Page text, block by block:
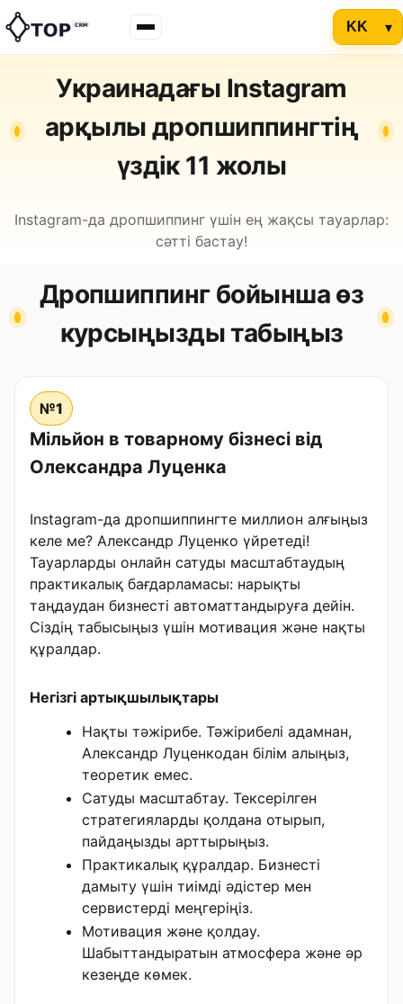
Украинадағы Instagram
арқылы дропшиппингтің
үздік 11 жолы
Instagram-да дропшиппинг үшін ең жақсы тауарлар:
сәтті бастау!
Дропшиппинг бойынша өз
курсыңызды табыңыз
№1
Мільйон в товарному бізнесі від
Олександра Луценка
Instagram-да дропшиппингте миллион алғыңыз
келе ме? Александр Луценко үйретеді!
Тауарларды онлайн сатуды масштабтаудың
практикалық бағдарламасы: нарықты
таңдаудан бизнесті автоматтандыруға дейін.
Сіздің табысыңыз үшін мотивация және нақты
құралдар.
Негізгі артықшылықтары
Нақты тәжірибе. Тәжірибелі адамнан,
Александр Луценкодан білім алыңыз,
теоретик емес.
Сатуды масштабтау. Тексерілген
стратегияларды қолдана отырып,
пайдаңызды арттырыңыз.
Практикалық құралдар. Бизнесті
дамыту үшін тиімді әдістер мен
сервистерді меңгеріңіз.
Мотивация және қолдау.
Шабыттандыратын атмосфера және әр
кезеңде көмек.